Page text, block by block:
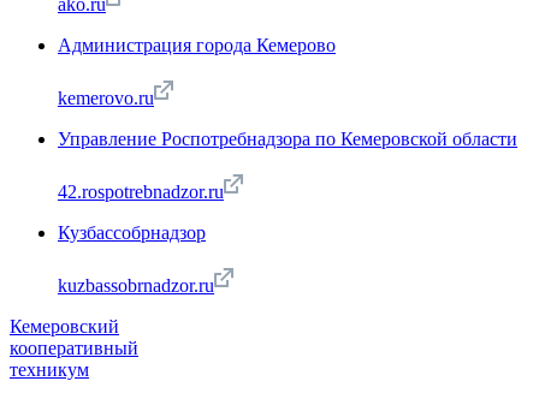
ako.ru
Администрация города Кемерово
kemerovo.ru
Управление Роспотребнадзора по Кемеровской области
42.rospotrebnadzor.ru
Кузбассобрнадзор
kuzbassobrnadzor.ru
Кемеровский
кооперативный
техникум